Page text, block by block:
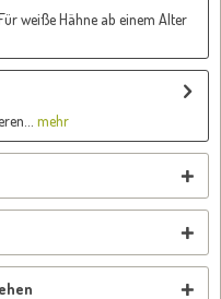
weiße Hähne ab einem Alter
mehr